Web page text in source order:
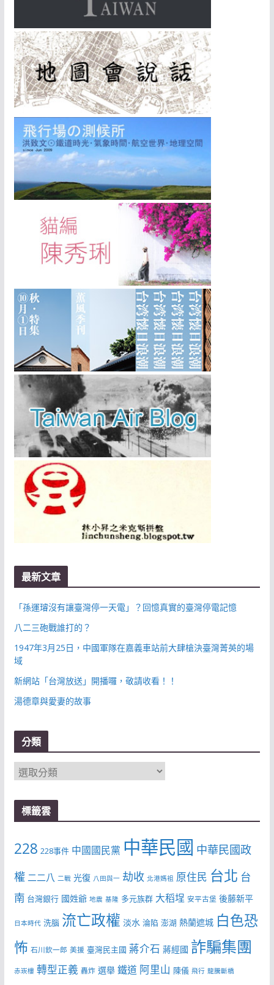
最新文章
「孫運璿沒有讓臺灣停一天電」？回憶真實的臺灣停電記憶
八二三砲戰誰打的？
1947年3月25日，中國軍隊在嘉義車站前大肆槍決臺灣菁英的場
域
新網站「台灣放送」開播囉，敬請收看！！
湯德章與愛妻的故事
分類
分
類
標籤雲
228 228事件 中國國民黨 中華民國 中華民國政
權 二二八 二戰 光復 八田與一 劫收 北港媽祖 原住民 台北 台
南 台灣銀行 國姓爺 地震 基隆 多元族群 大稻埕 安平古堡 後藤新平
日本時代 洗腦 流亡政權 淡水 淪陷 澎湖 熱蘭遮城 白色恐
怖 石川欽一郎 美援 臺灣民主國 蔣介石 蔣經國 詐騙集團
赤崁樓 轉型正義 轟炸 選舉 鐵道 阿里山 陳儀 飛行 龍騰斷橋